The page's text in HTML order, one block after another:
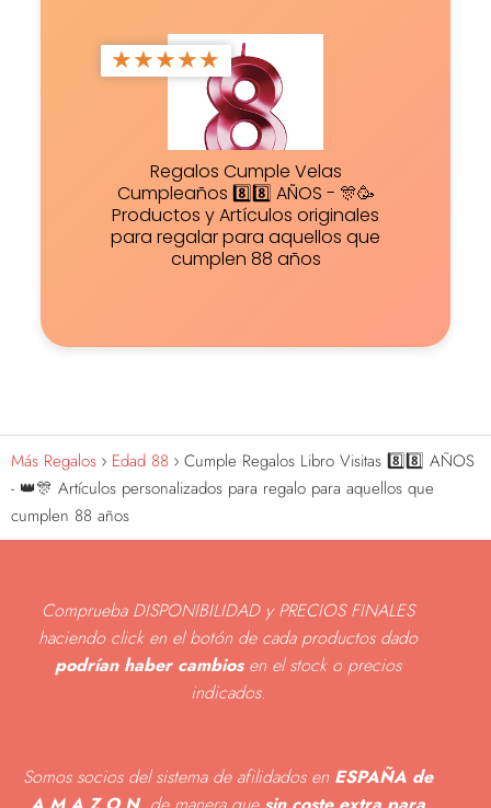
★★★★★
Regalos Cumple Velas
Cumpleaños 8️⃣8️⃣ AÑOS - 🎊🥳
Productos y Artículos originales
para regalar para aquellos que
cumplen 88 años
Más Regalos Edad 88
Cumple Regalos Libro Visitas 8️⃣8️⃣ AÑOS
- 👑🎊 Artículos personalizados para regalo para aquellos que
cumplen 88 años
Comprueba DISPONIBILIDAD y PRECIOS FINALES
haciendo click en el botón de cada productos dado
podrían haber cambiosen el stock o precios
indicados.
Somos socios del sistema de afilidados en ESPAÑA de